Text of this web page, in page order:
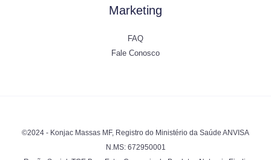
Marketing
FAQ
Fale Conosco
©2024 - Konjac Massas MF, Registro do Ministério da Saúde ANVISA
N.MS: 672950001